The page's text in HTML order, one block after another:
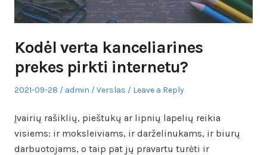
Kodėl verta kanceliarines
prekes pirkti internetu?
Posted
2021-09-28 Author
admin
Posted
Verslas Leave a Reply
Įvairių rašiklių, pieštukų ar lipnių lapelių reikia
visiems: ir moksleiviams, ir darželinukams, ir biurų
darbuotojams, o taip pat jų pravartu turėti ir